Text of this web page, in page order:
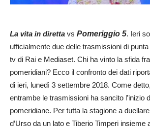
La vita in diretta vs Pomeriggio 5. Ieri
ufficialmente due delle trasmissioni di
tv di Rai e Mediaset. Chi ha vinto la sfida
pomeridiani? Ecco il confronto dei dati
di ieri, lunedì 3 settembre 2018. Come
entrambe le trasmissioni ha sancito l’inizio
pomeridiane. Per tutta la stagione a
d’Urso da un lato e Tiberio Timperi insieme